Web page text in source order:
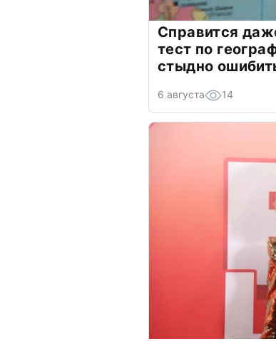
Справится
тест по
стыдно
6 августа 14